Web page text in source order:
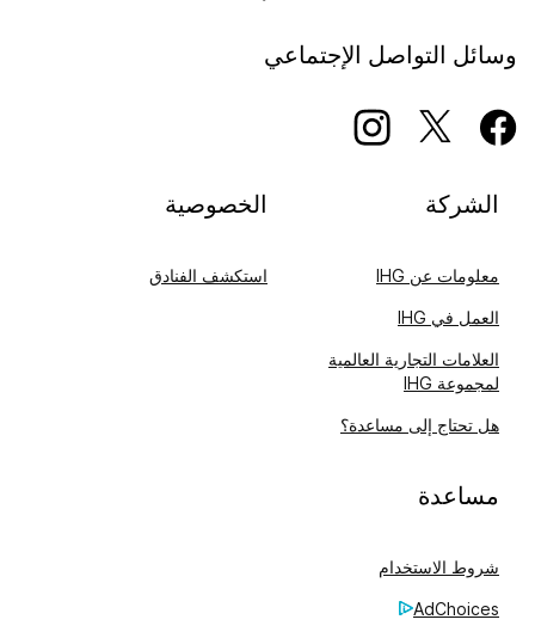
وسائل التواصل الإجتماعي
الشركة
معلومات عن IHG
العمل في IHG
العلامات التجارية العالمية
لمجموعة IHG
هل تحتاج إلى مساعدة؟
الخصوصية
استكشف الفنادق
مساعدة
شروط الاستخدام
AdChoices